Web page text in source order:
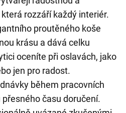
rozzáří každý interiér.
proutěného koše
krásu a dává celku
oceníte při oslavách, jako
jen pro radost.
během pracovních
času doručení.